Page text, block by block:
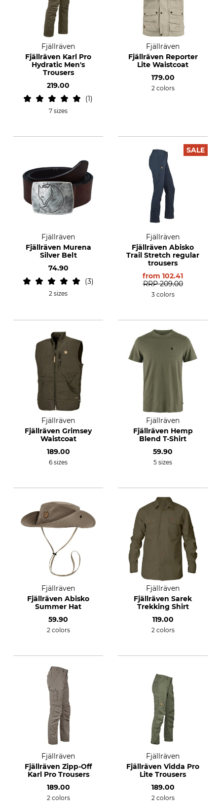
Fjällräven
Fjällräven Karl Pro
Hydratic Men's
Trousers
219.00
1
7 sizes
Fjällräven
Fjällräven Reporter
Lite Waistcoat
179.00
2 colors
Fjällräven
Fjällräven Murena
Silver Belt
74.90
3
2 sizes
SALE
Fjällräven
Fjällräven Abisko
Trail Stretch regular
trousers
from 102.41
RRP 209.00
3 colors
Fjällräven
Fjällräven Grimsey
Waistcoat
189.00
6 sizes
Fjällräven
Fjällräven Hemp
Blend T-Shirt
59.90
5 sizes
Fjällräven
Fjällräven Abisko
Summer Hat
59.90
2 colors
Fjällräven
Fjällräven Sarek
Trekking Shirt
119.00
2 colors
Fjällräven
Fjällräven Zipp-Off
Karl Pro Trousers
189.00
2 colors
Fjällräven
Fjällräven Vidda Pro
Lite Trousers
189.00
2 colors